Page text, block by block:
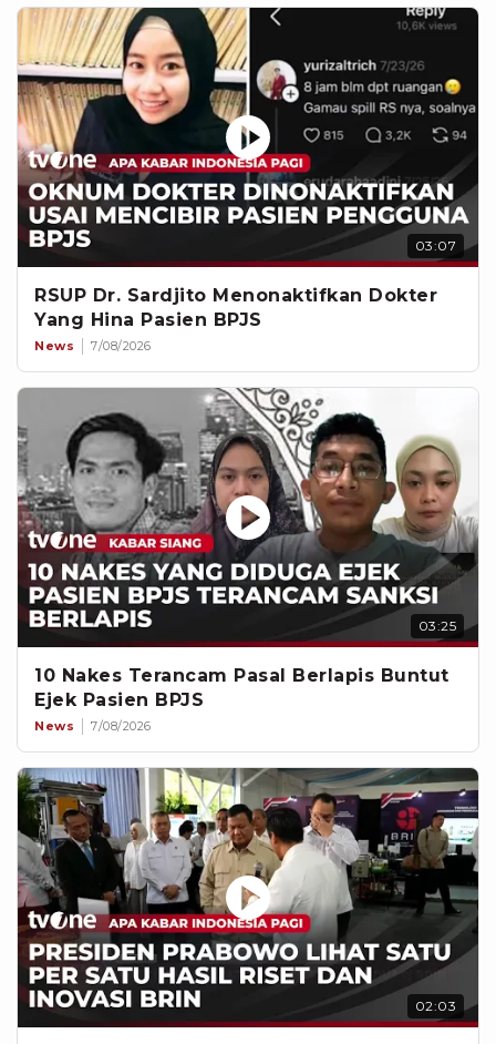
03:07
RSUP Dr. Sardjito Menonaktifkan Dokter
Yang Hina Pasien BPJS
News 7/08/2026
03:25
10 Nakes Terancam Pasal Berlapis Buntut
Ejek Pasien BPJS
News 7/08/2026
02:03